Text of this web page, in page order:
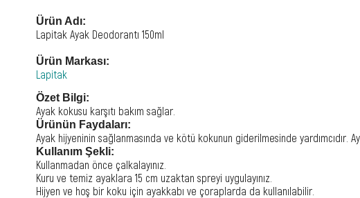
Ürün Adı:
Lapitak Ayak Deodorantı 150ml
Ürün Markası:
Lapitak
Özet Bilgi:
Ayak kokusu karşıtı bakım sağlar.
Ürünün Faydaları:
Ayak hijyeninin sağlanmasında ve kötü kokunun giderilmesinde yardımcıdır.
Kullanım Şekli:
Kullanmadan önce çalkalayınız.
Kuru ve temiz ayaklara 15 cm uzaktan spreyi uygulayınız.
Hijyen ve hoş bir koku için ayakkabı ve çoraplarda da kullanılabilir.